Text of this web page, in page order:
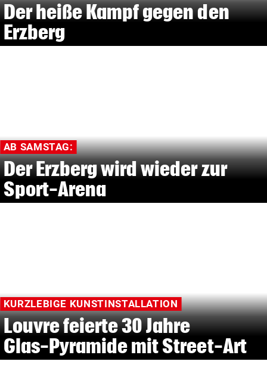
Der heiße Kampf gegen den
Erzberg
AB SAMSTAG:
Der Erzberg wird wieder zur
Sport-Arena
KURZLEBIGE KUNSTINSTALLATION
Louvre feierte 30 Jahre
Glas-Pyramide mit Street-Art